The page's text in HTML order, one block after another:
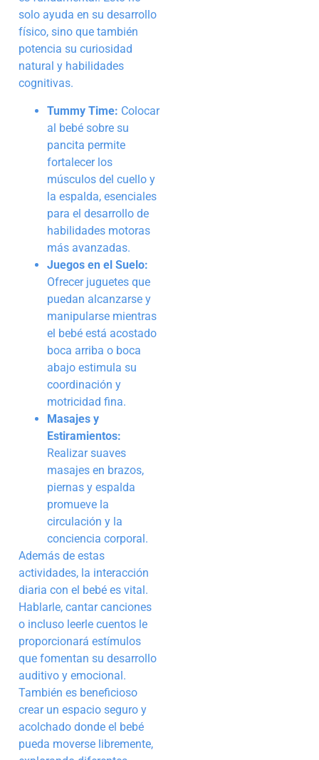
solo ayuda en su desarrollo
físico, sino que también
potencia su curiosidad
natural y habilidades
cognitivas.
Tummy Time: Colocar
al bebé sobre su
pancita permite
fortalecer los
músculos del cuello y
la espalda, esenciales
para el desarrollo de
habilidades motoras
más avanzadas.
Juegos en el Suelo:
Ofrecer juguetes que
puedan alcanzarse y
manipularse mientras
el bebé está acostado
boca arriba o boca
abajo estimula su
coordinación y
motricidad fina.
Masajes y
Estiramientos:
Realizar suaves
masajes en brazos,
piernas y espalda
promueve la
circulación y la
conciencia corporal.
Además de estas
actividades, la interacción
diaria con el bebé es vital.
Hablarle, cantar canciones
o incluso leerle cuentos le
proporcionará estímulos
que fomentan su desarrollo
auditivo y emocional.
También es beneficioso
crear un espacio seguro y
acolchado donde el bebé
pueda moverse libremente,